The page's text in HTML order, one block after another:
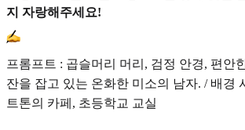
지 자랑해주세요!
프롬프트 : 곱슬머리 머리, 검정 안경, 편안
잔을 잡고 있는 온화한 미소의 남자. / 배경
트톤의 카페, 초등학교 교실